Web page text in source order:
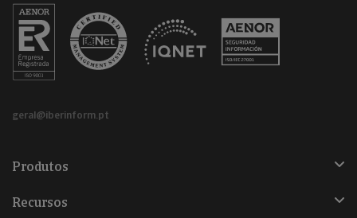
geral@iberinform.pt
Produtos
Recursos